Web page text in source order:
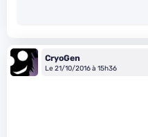
CryoGen
Le 21/10/2016 à 15h36